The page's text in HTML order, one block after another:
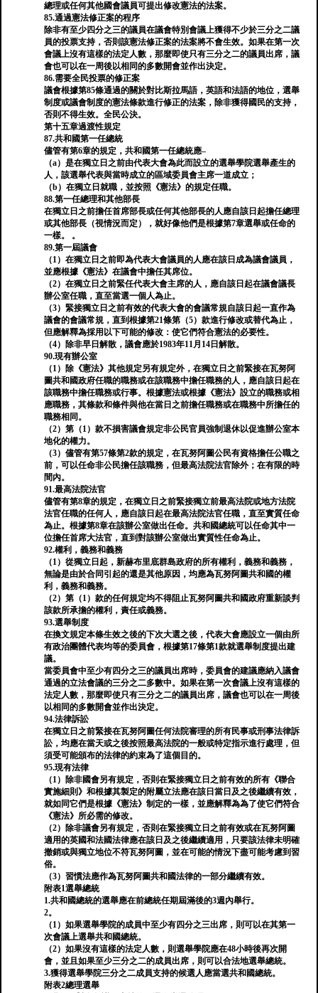
總理或任何其他國會議員可提出修改憲法的法案。
85.通過憲法修正案的程序
除非有至少四分之三的議員在議會特別會議上獲得不少於三分之二議
員的投票支持，否則該憲法修正案的法案將不會生效。如果在第一次
會議上沒有這樣的法定人數，那麼即使只有三分之二的議員出席，議
會也可以在一周後以相同的多數開會並作出決定。
86.需要全民投票的修正案
議會根據第85條通過的關於對比斯拉馬語，英語和法語的地位，選舉
制度或議會制度的憲法條款進行修正的法案，除非獲得國民的支持，
否則不得生效。全民公決。
第十五章過渡性規定
87.共和國第一任總統
儘管有第6章的規定，共和國第一任總統應–
（a）是在獨立日之前由代表大會為此而設立的選舉學院選舉產生的
人，該選舉代表與當時成立的區域委員會主席一道成立；
（b）在獨立日就職，並按照《憲法》的規定任職。
88.第一任總理和其他部長
在獨立日之前擔任首席部長或任何其他部長的人應自該日起擔任總理
或其他部長（視情況而定），就好像他們是根據第7章選舉或任命的
一樣。 。
89.第一屆議會
（1）在獨立日之前即為代表大會議員的人應在該日成為議會議員，
並應根據《憲法》在議會中擔任其席位。
（2）在獨立日之前緊任代表大會主席的人，應自該日起在議會議長
辦公室任職，直至當選一個人為止。
（3）緊接獨立日之前有效的代表大會的會議常規自該日起一直作為
議會的會議常規，直到根據第21條第（5）款進行修改或替代為止，
但應解釋為採用以下可能的修改：使它們符合憲法的必要性。
（4）除非早日解散，議會應於1983年11月14日解散。
90.現有辦公室
（1）除《憲法》其他規定另有規定外，在獨立日之前緊接在瓦努阿
圖共和國政府任職的職務或在該職務中擔任職務的人，應自該日起在
該職務中擔任職務或行事。根據憲法或根據《憲法》設立的職務或相
應職務，其條款和條件與他在當日之前擔任職務或在職務中所擔任的
職務相同。
（2）第（1）款不損害議會規定非公民官員強制退休以促進辦公室本
地化的權力。
（3）儘管有第57條第2款的規定，在瓦努阿圖公民有資格擔任公職之
前，可以任命非公民擔任該職務，但最高法院法官除外；在有限的時
間內。
91.最高法院法官
儘管有第8章的規定，在獨立日之前緊接獨立前最高法院或地方法院
法官任職的任何人，應自該日起在最高法院法官任職，直至實質任命
為止。根據第8章在該辦公室做出任命。共和國總統可以任命其中一
位擔任首席大法官，直到對該辦公室做出實質性任命為止。
92.權利，義務和義務
（1）從獨立日起，新赫布里底群島政府的所有權利，義務和義務，
無論是由於合同引起的還是其他原因，均應為瓦努阿圖共和國的權
利，義務和義務。
（2）第（1）款的任何規定均不得阻止瓦努阿圖共和國政府重新談判
該款所承擔的權利，責任或義務。
93.選舉制度
在換文規定本條生效之後的下次大選之後，代表大會應設立一個由所
有政治團體代表均等的委員會，根據第17條第1款就選舉制度提出建
議。
當委員會中至少有四分之三的議員出席時，委員會的建議應納入議會
通過的立法會議的三分之二多數中。如果在第一次會議上沒有這樣的
法定人數，那麼即使只有三分之二的議員出席，議會也可以在一周後
以相同的多數開會並作出決定。
94.法律訴訟
在獨立日之前緊接在瓦努阿圖任何法院審理的所有民事或刑事法律訴
訟，均應在當天或之後按照最高法院的一般或特定指示進行處理，但
須受可能頒布的法律的約束為了這個目的。
95.現有法律
（1）除非國會另有規定，否則在緊接獨立日之前有效的所有《聯合
實施細則》和根據其製定的附屬立法應在該日當日及之後繼續有效，
就如同它們是根據《憲法》制定的一樣，並應解釋為為了使它們符合
《憲法》所必需的修改。
（2）除非議會另有規定，否則在緊接獨立日之前有效或在瓦努阿圖
適用的英國和法國法律應在該日及之後繼續適用，只要該法律未明確
撤銷或與獨立地位不符瓦努阿圖，並在可能的情況下盡可能考慮到習
俗。
（3）習慣法應作為瓦努阿圖共和國法律的一部分繼續有效。
附表1選舉總統
1.共和國總統的選舉應在前總統任期屆滿後的3週內舉行。
2。
（1）如果選舉學院的成員中至少有四分之三出席，則可以在其第一
次會議上選舉共和國總統。
（2）如果沒有這樣的法定人數，則選舉學院應在48小時後再次開
會，並且如果至少三分之二的成員出席，則可以合法地選舉總統。
3.獲得選舉學院三分之二成員支持的候選人應當選共和國總統。
附表2總理選舉